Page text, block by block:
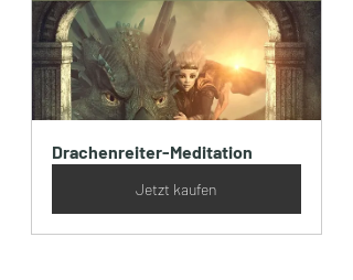
Drachenreiter-Meditation
Jetzt kaufen